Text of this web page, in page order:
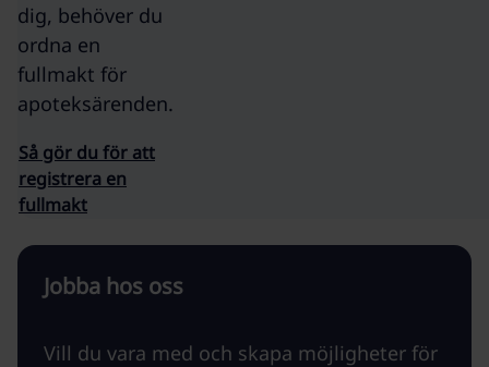
dig, behöver du
ordna en
fullmakt för
apoteksärenden.
Så gör du för att
registrera en
fullmakt
Jobba hos oss
Vill du vara med och skapa möjligheter för